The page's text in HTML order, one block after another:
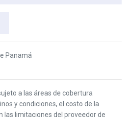
Panamá
ujeto a las áreas de cobertura
y condiciones, el costo de la
las limitaciones del proveedor de